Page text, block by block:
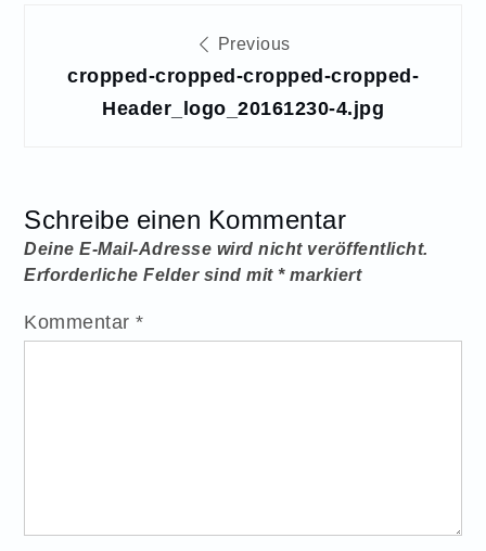
Beitragsnavigation
Previous
cropped-cropped-cropped-cropped-
Header_logo_20161230-4.jpg
Schreibe einen Kommentar
Deine E-Mail-Adresse wird nicht veröffentlicht.
Erforderliche Felder sind mit*markiert
Kommentar*